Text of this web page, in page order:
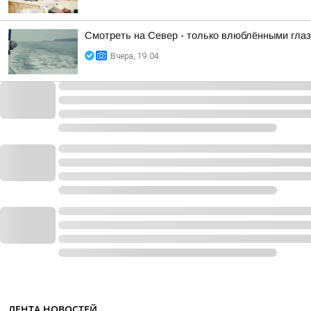
Смотреть на Север - только влюблёнными
Вчера, 19:04